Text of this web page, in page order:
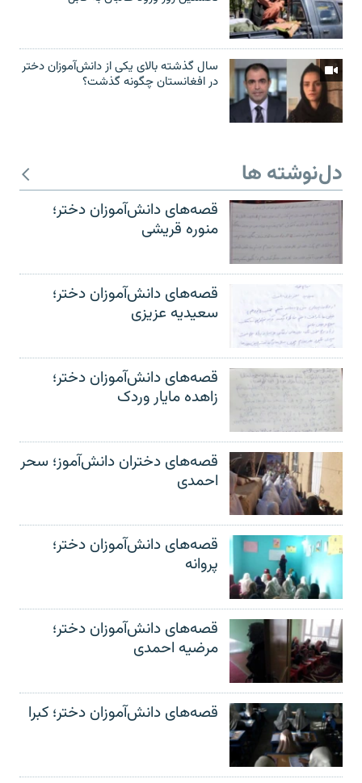
سال گذشته بالای یکی از دانش‌آموزان دختر
در افغانستان چگونه گذشت؟
دل‌نوشته ها
قصه‌های دانش‌آموزان دختر؛
منوره قریشی
قصه‌های دانش‌آموزان دختر؛
سعیدیه عزیزی
قصه‌های دانش‌آموزان دختر؛
زاهده مایار وردک
قصه‌های دختران دانش‌آموز؛ سحر
احمدی
قصه‌های دانش‌آموزان دختر؛
پروانه
قصه‌های دانش‌آموزان دختر؛
مرضیه احمدی
قصه‌های دانش‌آموزان دختر؛ کبرا